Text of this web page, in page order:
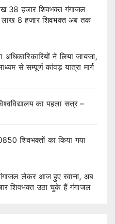
38 हजार शिवभक्त गंगाजल
8 हजार शिवभक्त अब तक
ने लिया जायजा,
से सम्पूर्ण कांवड़ यात्रा मार्ग
का पहला सत्र –
शिवभक्तों का किया गया
लेकर आज हुए रवाना, अब
शिवभक्त उठा चुके हैं गंगाजल